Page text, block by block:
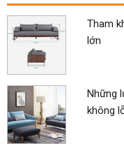
Tham
lớn
Những
không